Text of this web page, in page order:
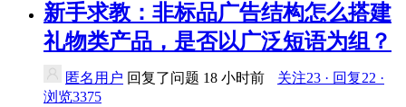
新手求教：非标品广告结构怎么搭建
礼物类产品，是否以广泛短语为组？
匿名用户 回复了问题 18 小时前
关注23 · 回复22 ·
浏览3375